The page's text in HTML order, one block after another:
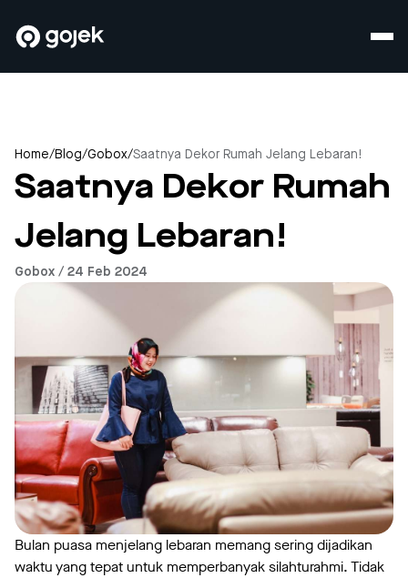
Home/Blog/Gobox/Saatnya Dekor Rumah Jelang Lebaran!
Saatnya Dekor Rumah
Jelang Lebaran!
Gobox / 24 Feb 2024
Bulan puasa menjelang lebaran memang sering dijadikan
waktu yang tepat untuk memperbanyak silahturahmi. Tidak